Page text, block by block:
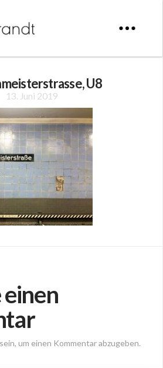
U8
13. Juni 2019
einen
sein, um einen Kommentar abzugeben.